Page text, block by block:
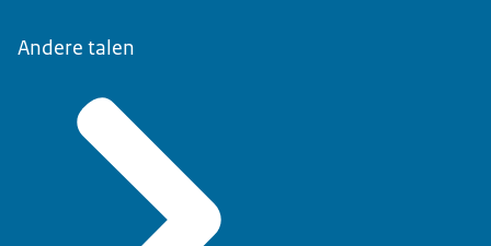
Andere talen